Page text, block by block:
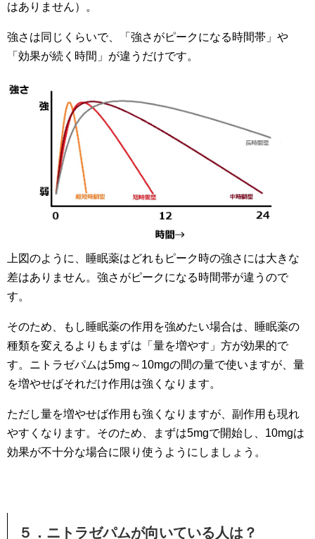
はありません）。
強さは同じくらいで、「強さがピークになる時間帯」や
「効果が続く時間」が違うだけです。
上図のように、睡眠薬はどれもピーク時の強さには大きな
差はありません。強さがピークになる時間帯が違うので
す。
そのため、もし睡眠薬の作用を強めたい場合は、睡眠薬の
種類を変えるよりもまずは「量を増やす」方が効果的で
す。ニトラゼパムは5mg～10mgの間の量で使いますが、量
を増やせばそれだけ作用は強くなります。
ただし量を増やせば作用も強くなりますが、副作用も現れ
やすくなります。そのため、まずは5mgで開始し、10mgは
効果が不十分な場合に限り使うようにしましょう。
５．ニトラゼパムが向いている人は？